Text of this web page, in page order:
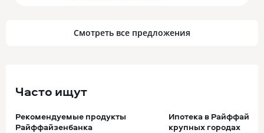
Смотреть все предложения
Часто ищут
Рекомендуемые продукты
Райффайзенбанка
Ипотека в
крупных городах